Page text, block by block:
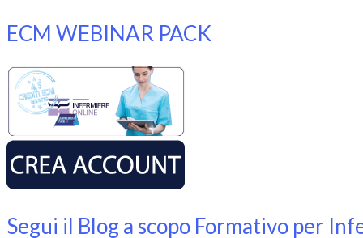
ECM WEBINAR PACK
Segui il Blog a scopo Formativo per